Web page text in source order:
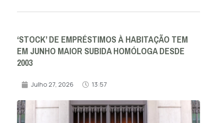
‘STOCK’ DE EMPRÉSTIMOS À HABITAÇÃO TEM
EM JUNHO MAIOR SUBIDA HOMÓLOGA DESDE
2003
Julho 27, 2026 13:57